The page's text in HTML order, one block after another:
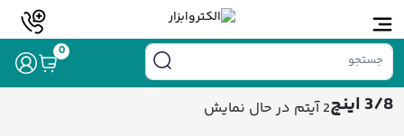
0 خانه/ محصول سایز درایو / 3/8 اینچ
3/8 اینچ 2 آیتم
در حال نمایش